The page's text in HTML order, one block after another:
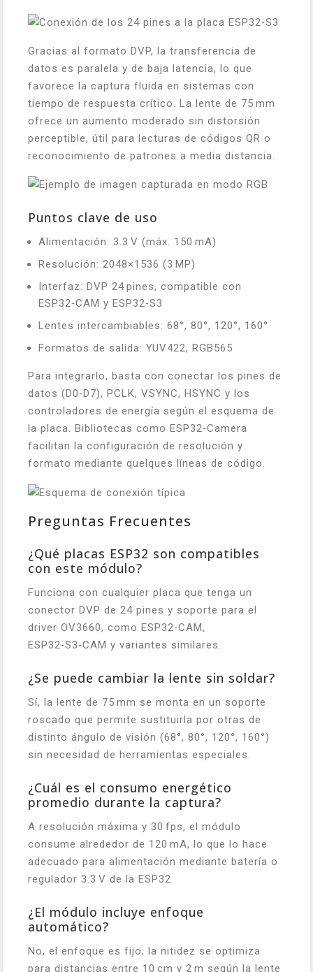
Gracias al formato DVP, la transferencia de
datos es paralela y de baja latencia, lo que
favorece la captura fluida en sistemas con
tiempo de respuesta crítico. La lente de 75 mm
ofrece un aumento moderado sin distorsión
perceptible, útil para lecturas de códigos QR o
reconocimiento de patrones a media distancia.
Puntos clave de uso
Alimentación: 3.3 V (máx. 150 mA)
Resolución: 2048×1536 (3 MP)
Interfaz: DVP 24 pines, compatible con
ESP32‑CAM y ESP32‑S3
Lentes intercambiables: 68°, 80°, 120°, 160°
Formatos de salida: YUV422, RGB565
Para integrarlo, basta con conectar los pines de
datos (D0‑D7), PCLK, VSYNC, HSYNC y los
controladores de energía según el esquema de
la placa. Bibliotecas como ESP32‑Camera
facilitan la configuración de resolución y
formato mediante quelques líneas de código.
Preguntas Frecuentes
¿Qué placas ESP32 son compatibles
con este módulo?
Funciona con cualquier placa que tenga un
conector DVP de 24 pines y soporte para el
driver OV3660, como ESP32‑CAM,
ESP32‑S3‑CAM y variantes similares.
¿Se puede cambiar la lente sin soldar?
Sí, la lente de 75 mm se monta en un soporte
roscado que permite sustituirla por otras de
distinto ángulo de visión (68°, 80°, 120°, 160°)
sin necesidad de herramientas especiales.
¿Cuál es el consumo energético
promedio durante la captura?
A resolución máxima y 30 fps, el módulo
consume alrededor de 120 mA, lo que lo hace
adecuado para alimentación mediante batería o
regulador 3.3 V de la ESP32.
¿El módulo incluye enfoque
automático?
No, el enfoque es fijo; la nitidez se optimiza
para distancias entre 10 cm y 2 m según la lente